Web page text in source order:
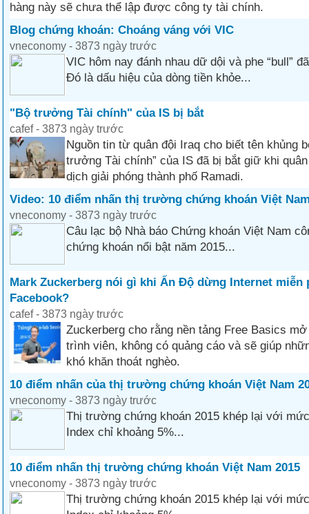
hàng này sẽ chưa thể lập được công ty tài chính.
Blog chứng khoán: Choáng váng với VIC
vneconomy - 3873 ngày trước
VIC hôm nay đánh nhau dữ dội và phe “bull”
Đó là dấu hiệu của dòng tiền khỏe...
"Bộ trưởng Tài chính" của IS bị bắt
cafef - 3873 ngày trước
Nguồn tin từ quân đội Iraq cho biết tên khủng
trưởng Tài chính” của IS đã bị bắt giữ khi
dịch giải phóng thành phố Ramadi.
Video: 10 điểm nhấn thị trường chứng khoán Việt
vneconomy - 3873 ngày trước
Câu lạc bộ Nhà báo Chứng khoán Việt Nam
chứng khoán nổi bật năm 2015...
Mark Zuckerberg nói gì khi Ấn Độ dừng Internet miễn
Facebook?
cafef - 3873 ngày trước
Zuckerberg cho rằng nền tảng Free Basics
trình viên, không có quảng cáo và sẽ giúp
khó khăn thoát nghèo.
10 điểm nhấn của thị trường chứng khoán Việt Nam
vneconomy - 3873 ngày trước
Thị trường chứng khoán 2015 khép lại với
Index chỉ khoảng 5%...
10 điểm nhấn thị trường chứng khoán Việt Nam 2015
vneconomy - 3873 ngày trước
Thị trường chứng khoán 2015 khép lại với